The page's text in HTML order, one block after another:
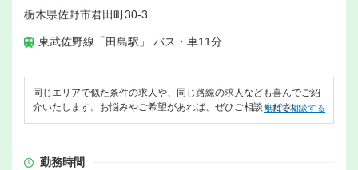
栃木県佐野市君田町30-3
東武佐野線「田島駅」 バス・車11分
同じエリアで似た条件の求人や、同じ路線の求人なども喜んでご紹
介いたします。お悩みやご希望があれば、ぜひご相談ください。
無料で相談する
勤務時間